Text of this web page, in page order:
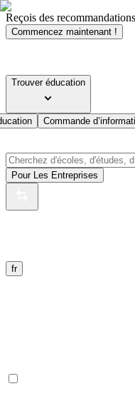
Reçois des
Commencez maintenant !
Trouver éducation
Commande
Pour Les Entreprises
fr